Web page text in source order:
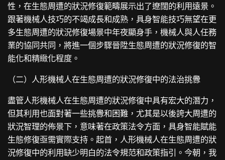
性，在生態周遭的狀況修復範疇展示出了遼闊的利用遠景。
跟著機械人技巧的不竭成長和成熟，具身智能技巧無望在更
多生態周遭的狀況修復場景中年夜顯身手，機械人與人任務
業的協同共同，將進一個步驟晉陞生態周遭的狀況修復的智
能化和精緻化程度。
（二）人形機械人在生態周遭的狀況修復中的法治挑釁
盡管人形機械人在生態周遭的狀況修復中具有宏大的潛力，
但其利用也面對著一些挑釁和困難，尤其是以後誇大周遭的
狀況智理的佈景下，意味著在政策法令方面，具身智能賦能
生態修復亟需實際支持。起首，人形機械人在生態周遭的狀
況修復中的利用缺少明白的法令規范和政策指引。今朝，我